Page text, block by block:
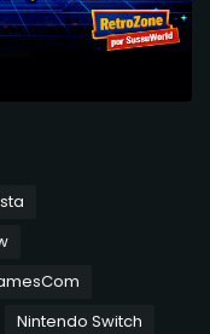
Nintendo Switch